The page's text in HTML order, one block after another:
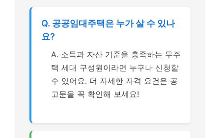
Q. 공공임대주택은 누가 살 수 있나
요?
A. 소득과 자산 기준을 충족하는 무주
택 세대 구성원이라면 누구나 신청할
수 있어요. 더 자세한 자격 요건은 공
고문을 꼭 확인해 보세요!